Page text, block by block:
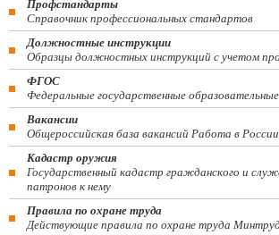
Профстандарты
Справочник профессиональных стандартов
Должностные инструкции
Образцы должностных инструкций с учетом
ФГОС
Федеральные государственные
Вакансии
Общероссийская база вакансий Работа в России
Кадастр оружия
Государственный кадастр гражданского и
патронов к нему
Правила по охране труда
Действующие правила по охране труда